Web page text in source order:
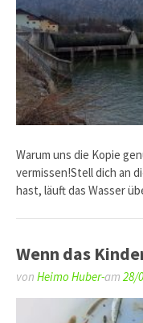
Warum uns die Kopie
vermissen!Stell dich an
hast, läuft das Wasser
Wenn das
von Heimo Huber-am 28/